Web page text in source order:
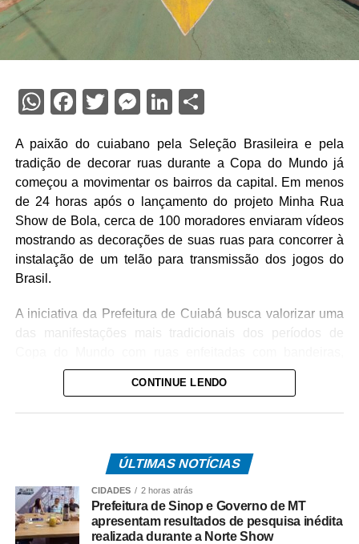
WhatsApp
Facebook
Twitter
Messenger
LinkedIn
Share
A paixão do cuiabano pela Seleção Brasileira e pela
tradição de decorar ruas durante a Copa do Mundo já
começou a movimentar os bairros da capital. Em menos
de 24 horas após o lançamento do projeto Minha Rua
Show de Bola, cerca de 100 moradores enviaram vídeos
mostrando as decorações de suas ruas para concorrer à
instalação de um telão para transmissão dos jogos do
Brasil.
A iniciativa da Prefeitura de Cuiabá busca valorizar uma
das manifestações mais tradicionais dos períodos de
pinturas e adereços nas cores verde e amarela. Além
disso, o projeto incentiva a integração entre vizinhos e
fortalece o espírito comunitário nos bairros da capital.
nessa quarta-feira. Na oportunidade, o prefeito convidou
a população a participar enviando vídeos das decorações
por meio do perfil oficial da Prefeitura de Cuiabá no
Instagram, @cuiabaprefeitura.
CONTINUE LENDO
ÚLTIMAS NOTÍCIAS
CIDADES 2 horas atrás
Prefeitura de Sinop e Governo de MT
apresentam resultados de pesquisa inédita
realizada durante a Norte Show